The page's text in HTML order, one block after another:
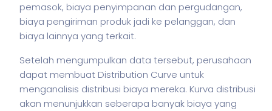
pemasok, biaya penyimpanan dan pergudangan,
biaya pengiriman produk jadi ke pelanggan, dan
biaya lainnya yang terkait.
Setelah mengumpulkan data tersebut, perusahaan
dapat membuat Distribution Curve untuk
menganalisis distribusi biaya mereka. Kurva distribusi
akan menunjukkan seberapa banyak biaya yang